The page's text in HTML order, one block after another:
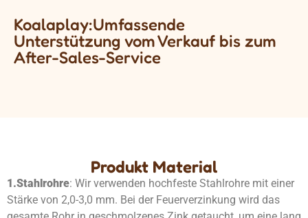
Koalaplay:Umfassende
Unterstützung vom Verkauf bis zum
After-Sales-Service
Produkt Material
1.Stahlrohre: Wir verwenden hochfeste Stahlrohre mit einer
Stärke von 2,0-3,0 mm. Bei der Feuerverzinkung wird das